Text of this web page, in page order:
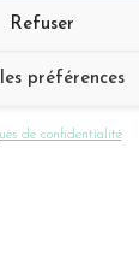
Refuser
préférences
de confidentialité